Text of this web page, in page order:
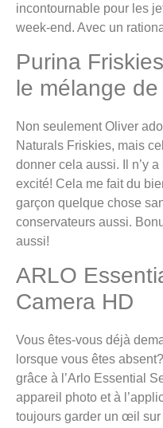
incontournable pour les
week-end. Avec un
Purina
le mélange
Non seulement Oliver
Naturals Friskies, mais
donner cela aussi. Il n’y
excité! Cela me fait du
garçon quelque chose
conservateurs aussi.
aussi!
ARLO
Camera HD
Vous êtes-vous déjà
lorsque vous êtes
grâce à l’Arlo Essential
appareil photo et à
toujours garder un œil sur